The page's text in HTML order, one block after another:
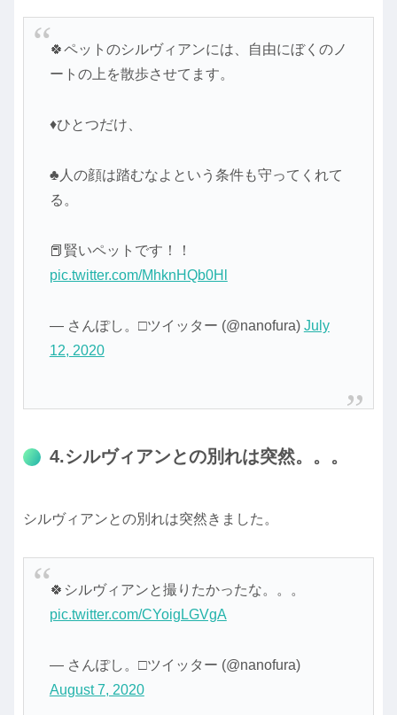
🍀ペットのシルヴィアンには、自由にぼくのノ
ートの上を散歩させてます。
♦ひとつだけ、
♣人の顔は踏むなよという条件も守ってくれて
る。
📕賢いペットです！！
pic.twitter.com/MhknHQb0Hl
— さんぽし。□ツイッター (@nanofura) July
12, 2020
4.シルヴィアンとの別れは突然。。。
シルヴィアンとの別れは突然きました。
🍀シルヴィアンと撮りたかったな。。。
pic.twitter.com/CYoigLGVgA
— さんぽし。□ツイッター (@nanofura)
August 7, 2020